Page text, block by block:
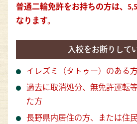
普通二輪免許をお持ちの方は、
なります。
入校をお断りして
イレズミ（タトゥー）のある
過去に取消処分、無免許運転
た方
長野県内居住の方、または住